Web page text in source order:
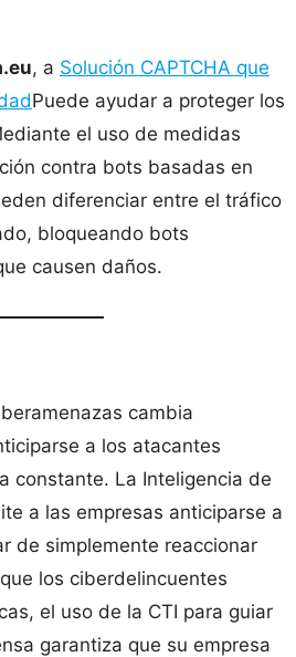
, a Solución CAPTCHA que
Puede ayudar a proteger los
el uso de medidas
contra bots basadas en
diferenciar entre el tráfico
bloqueando bots
causen daños.
cambia
a los atacantes
constante. La Inteligencia de
a las empresas anticiparse a
de simplemente reaccionar
los ciberdelincuentes
el uso de la CTI para guiar
garantiza que su empresa